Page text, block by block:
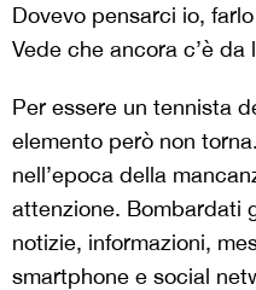
Dovevo pensarci io,
Vede che ancora c’è da
Per essere un tennista
elemento però non
nell’epoca della
attenzione. Bombardati
notizie, informazioni,
smartphone e social